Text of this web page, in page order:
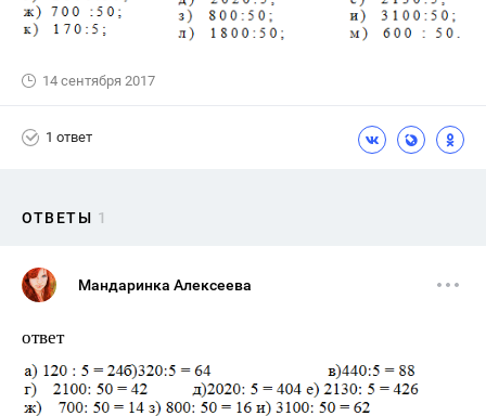
14 сентября 2017
1 ответ
ОТВЕТЫ 1
Мандаринка Алексеева
ответ